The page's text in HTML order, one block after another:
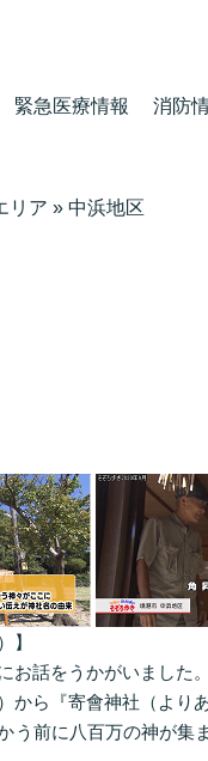
緊急医療情報 消防
リア » 中浜地区
】
お話をうかがいました。
から『寄會神社（より
う前に八百万の神が集